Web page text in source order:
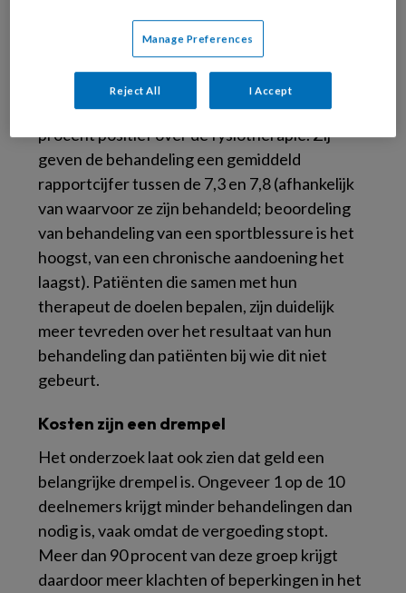
kwaliteit toe te voegen aan hun leven.’
Een dikke 7
Van de deelnemers aan het onderzoek is 87
procent positief over de fysiotherapie. Zij
geven de behandeling een gemiddeld
rapportcijfer tussen de 7,3 en 7,8 (afhankelijk
van waarvoor ze zijn behandeld; beoordeling
van behandeling van een sportblessure is het
hoogst, van een chronische aandoening het
laagst). Patiënten die samen met hun
therapeut de doelen bepalen, zijn duidelijk
meer tevreden over het resultaat van hun
behandeling dan patiënten bij wie dit niet
gebeurt.
Kosten zijn een drempel
Het onderzoek laat ook zien dat geld een
belangrijke drempel is. Ongeveer 1 op de 10
deelnemers krijgt minder behandelingen dan
nodig is, vaak omdat de vergoeding stopt.
Meer dan 90 procent van deze groep krijgt
daardoor meer klachten of beperkingen in het
Manage Preferences
Reject All I Accept